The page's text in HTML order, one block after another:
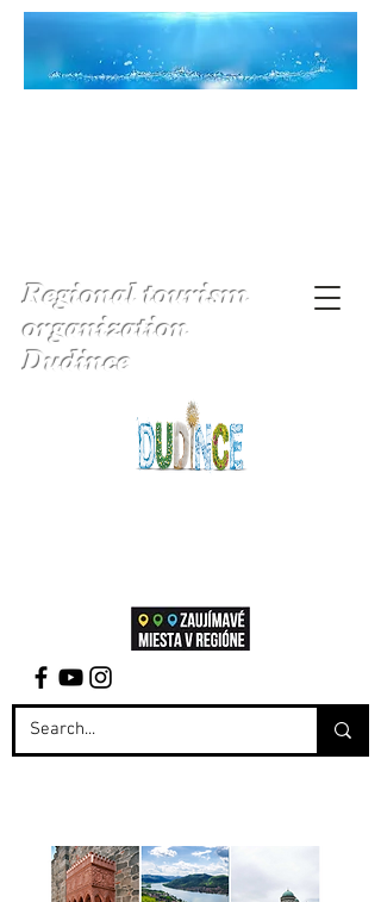
Regional tourism
organization
Dudince